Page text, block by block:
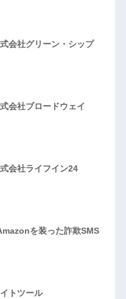
会社グリーン・シップ
会社ブロードウェイ
会社ライフイン24
を装った詐欺SMS
トツール